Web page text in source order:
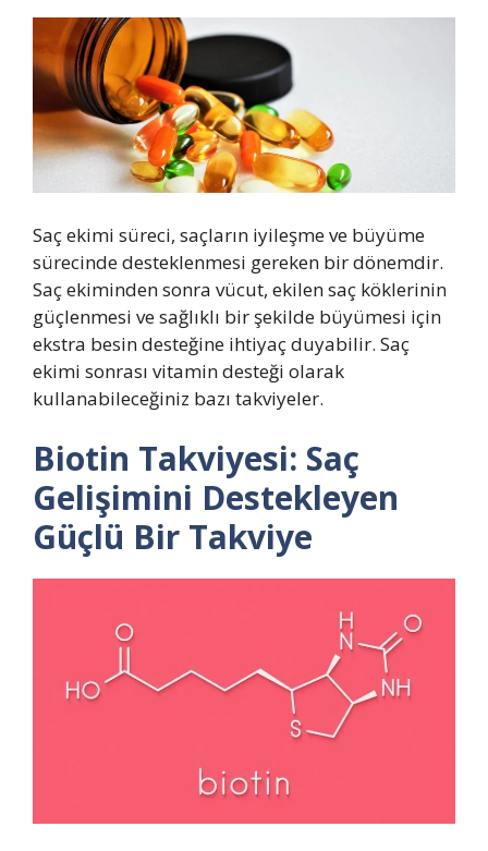
Saç ekimi süreci, saçların iyileşme ve büyüme
sürecinde desteklenmesi gereken bir dönemdir.
Saç ekiminden sonra vücut, ekilen saç köklerinin
güçlenmesi ve sağlıklı bir şekilde büyümesi için
ekstra besin desteğine ihtiyaç duyabilir. Saç
ekimi sonrası vitamin desteği olarak
kullanabileceğiniz bazı takviyeler.
Biotin Takviyesi: Saç
Gelişimini Destekleyen
Güçlü Bir Takviye